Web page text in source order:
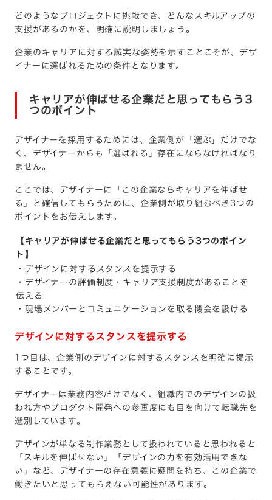
どのようなプロジェクトに挑戦でき、どんなスキルアップの
支援があるのかを、明確に説明しましょう。
企業のキャリアに対する誠実な姿勢を示すことこそが、デザ
イナーに選ばれるための条件となります。
キャリアが伸ばせる企業だと思ってもらう3
つのポイント
デザイナーを採用するためには、企業側が「選ぶ」だけでな
く、デザイナーからも「選ばれる」存在にならなければなり
ません。
ここでは、デザイナーに「この企業ならキャリアを伸ばせ
る」と確信してもらうために、企業側が取り組むべき3つの
ポイントをお伝えします。
【キャリアが伸ばせる企業だと思ってもらう3つのポイン
ト】
・デザインに対するスタンスを提示する
・デザイナーの評価制度・キャリア支援制度があることを
伝える
・現場メンバーとコミュニケーションを取る機会を設ける
デザインに対するスタンスを提示する
1つ目は、企業側のデザインに対するスタンスを明確に提示
することです。
デザイナーは業務内容だけでなく、組織内でのデザインの扱
われ方やプロダクト開発への参画度にも目を向けて転職先を
選別しています。
デザインが単なる制作業務として扱われていると思われると
「スキルを伸ばせない」「デザインの力を有効活用できな
い」など、デザイナーの存在意義に疑問を持ち、この企業で
働きたいと思ってもらえない可能性があります。